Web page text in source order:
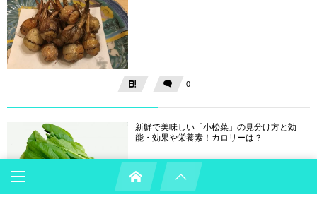
0
新鮮で美味しい「小松菜」の見分け方と効
能・効果や栄養素！カロリーは？